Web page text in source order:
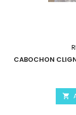
CABOCHON
